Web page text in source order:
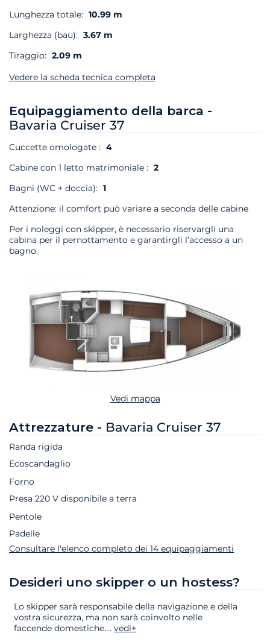
Lunghezza totale: 10.99 m
Larghezza (bau): 3.67 m
Tiraggio: 2.09 m
Vedere la scheda tecnica completa
Equipaggiamento della barca -
Bavaria Cruiser 37
Cuccette omologate : 4
Cabine con 1 letto matrimoniale : 2
Bagni (WC + doccia): 1
Attenzione: il comfort può variare a seconda delle cabine
Per i noleggi con skipper, è necessario riservargli una
cabina per il pernottamento e garantirgli l’accesso a un
bagno.
Vedi mappa
Attrezzature - Bavaria Cruiser 37
Randa rigida
Ecoscandaglio
Forno
Presa 220 V disponibile a terra
Pentole
Padelle
Consultare l'elenco completo dei 14 equipaggiamenti
Desideri uno skipper o un hostess?
Lo skipper sarà responsabile della navigazione e della
vostra sicurezza, ma non sarà coinvolto nelle
faccende domestiche.... vedi+